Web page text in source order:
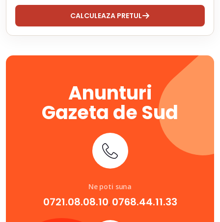
Anunturi
Gazeta de Sud
Ne poti suna
0721.08.08.10, 0768.44.11.33
CALCULEAZA PRETUL